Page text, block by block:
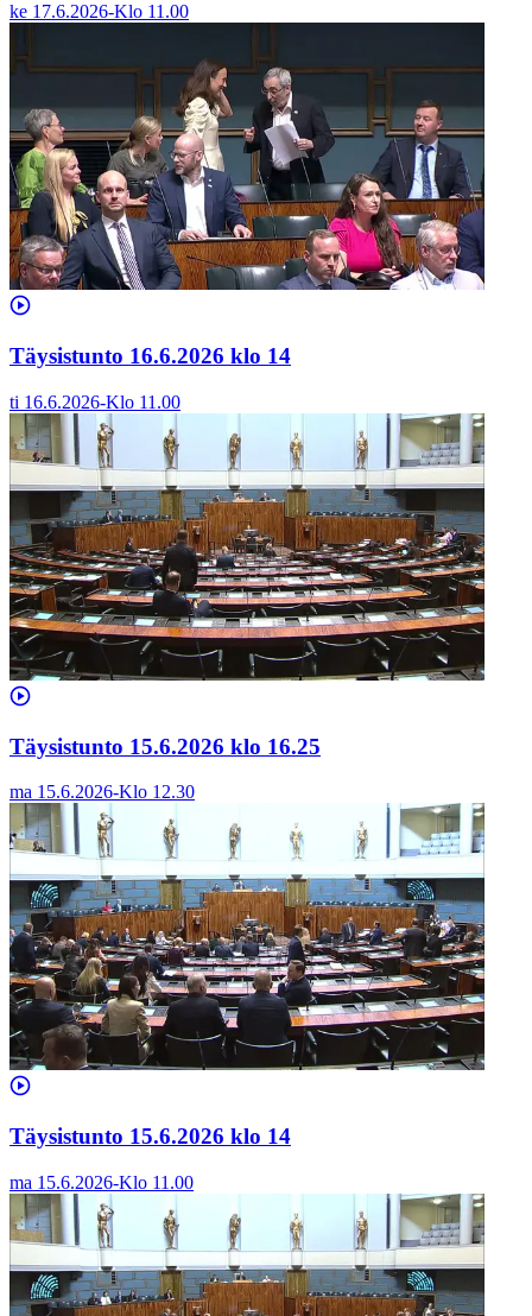
ke 17.6.2026-Klo 11.00
Täysistunto 16.6.2026 klo 14
ti 16.6.2026-Klo 11.00
Täysistunto 15.6.2026 klo 16.25
ma 15.6.2026-Klo 12.30
Täysistunto 15.6.2026 klo 14
ma 15.6.2026-Klo 11.00